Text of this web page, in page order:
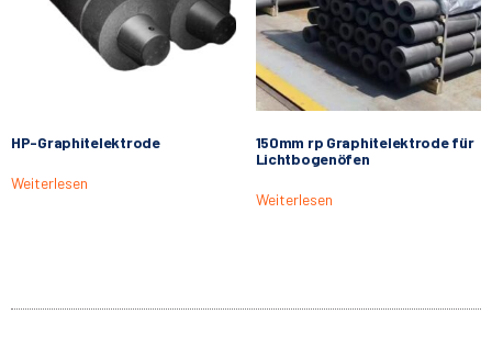
HP-Graphitelektrode
Weiterlesen
150mm rp Graphitelektrode für
Lichtbogenöfen
Weiterlesen